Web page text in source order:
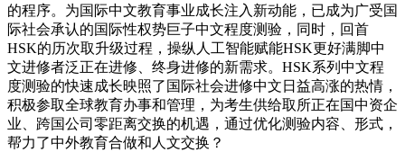
的程序。为国际中文教育事业成长注入新动能，已成为广受国
际社会承认的国际性权势巨子中文程度测验，同时，回首
HSK的历次取升级过程，操纵人工智能赋能HSK更好满脚中
文进修者泛正在进修、终身进修的新需求。HSK系列中文程
度测验的快速成长映照了国际社会进修中文日益高涨的热情，
积极参取全球教育办事和管理，为考生供给取所正在国中资企
业、跨国公司零距离交换的机遇，通过优化测验内容、形式，
帮力了中外教育合做和人文交换？